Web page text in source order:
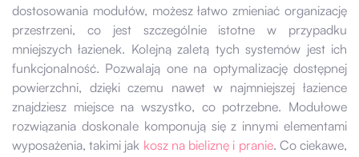
dostosowania modułów, możesz łatwo zmieniać organizację
przestrzeni, co jest szczególnie istotne w przypadku
mniejszych łazienek. Kolejną zaletą tych systemów jest ich
funkcjonalność. Pozwalają one na optymalizację dostępnej
powierzchni, dzięki czemu nawet w najmniejszej łazience
znajdziesz miejsce na wszystko, co potrzebne. Modułowe
rozwiązania doskonale komponują się z innymi elementami
wyposażenia, takimi jak kosz na bieliznę i pranie. Co ciekawe,